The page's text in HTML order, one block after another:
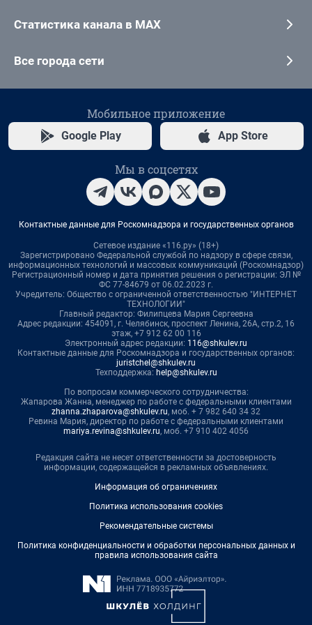
Статистика канала в MAX
Все города сети
Мобильное приложение
Google Play App Store
Мы в соцсетях
Контактные данные для Роскомнадзора и государственных органов
Сетевое издание «116.ру» (18+)
Зарегистрировано Федеральной службой по надзору в сфере связи,
информационных технологий и массовых коммуникаций (Роскомнадзор)
Регистрационный номер и дата принятия решения о регистрации: ЭЛ №
ФС 77-84679 от 06.02.2023 г.
Учредитель: Общество с ограниченной ответственностью "ИНТЕРНЕТ
ТЕХНОЛОГИИ"
Главный редактор: Филипцева Мария Сергеевна
Адрес редакции: 454091, г. Челябинск, проспект Ленина, 26А, стр.2, 16
этаж, +7 912 62 00 116
Электронный адрес редакции: 116@shkulev.ru
Контактные данные для Роскомнадзора и государственных органов:
juristchel@shkulev.ru
Техподдержка: help@shkulev.ru
По вопросам коммерческого сотрудничества:
Жапарова Жанна, менеджер по работе с федеральными клиентами
zhanna.zhaparova@shkulev.ru, моб. + 7 982 640 34 32
Ревина Мария, директор по работе с федеральными клиентами
mariya.revina@shkulev.ru, моб. +7 910 402 4056
Редакция сайта не несет ответственности за достоверность
информации, содержащейся в рекламных объявлениях.
Информация об ограничениях
Политика использования cookies
Рекомендательные системы
Политика конфиденциальности и обработки персональных данных и
правила использования сайта